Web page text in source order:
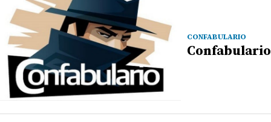
CONFABULARIO
Confabulario